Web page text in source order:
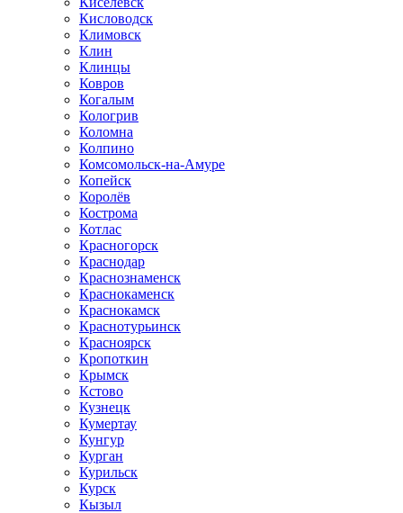
Кисловодск
Климовск
Клин
Клинцы
Ковров
Когалым
Кологрив
Коломна
Колпино
Комсомольск-на-Амуре
Копейск
Королёв
Кострома
Котлас
Красногорск
Краснодар
Краснознаменск
Краснокаменск
Краснокамск
Краснотурьинск
Красноярск
Кропоткин
Крымск
Кстово
Кузнецк
Кумертау
Кунгур
Курган
Курильск
Курск
Кызыл